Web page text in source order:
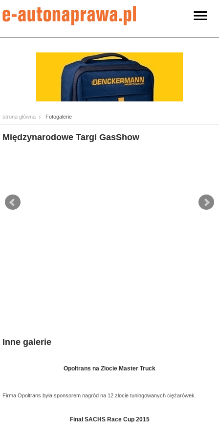
strona główna Fotogalerie
Międzynarodowe Targi GasShow
Inne galerie
Opoltrans na Zlocie Master Truck
Firma Opoltrans była sponsorem nagród na 12 zlocie tuningowanych ciężarówek.
Finał SACHS Race Cup 2015